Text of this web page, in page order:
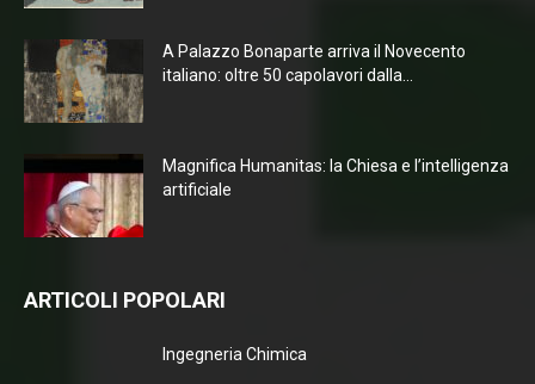
A Palazzo Bonaparte arriva il Novecento
italiano: oltre 50 capolavori dalla...
Magnifica Humanitas: la Chiesa e l’intelligenza
artificiale
ARTICOLI POPOLARI
Ingegneria Chimica